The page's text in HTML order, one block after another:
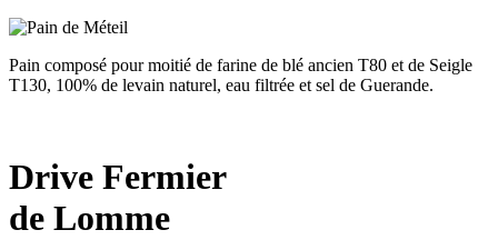
Pain composé pour moitié de farine de blé ancien T80 et de Seigle
T130, 100% de levain naturel, eau filtrée et sel de Guerande.
Drive Fermier
de Lomme